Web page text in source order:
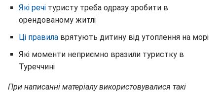
Які речі туристу треба одразу зробити в
орендованому житлі
Ці правила врятують дитину від утоплення на морі
Які моменти неприємно вразили туристку в
Туреччині
При написанні матеріалу використовувалися такі